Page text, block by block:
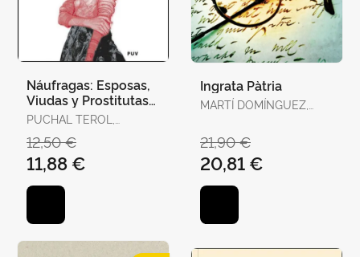
Náufragas: Esposas,
Viudas y Prostitutas
en la Escena
PUCHAL TEROL,
12,50 €
11,88 €
Ingrata Pàtria
MARTÍ DOMÍNGUEZ,
21,90 €
20,81 €